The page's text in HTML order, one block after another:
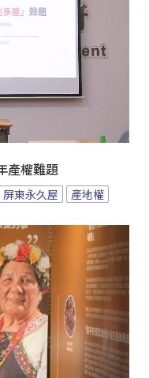
產權難題
屏東永久屋 產地權